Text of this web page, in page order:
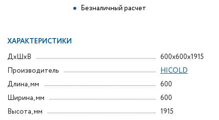
Безналичный расчет
ХАРАКТЕРИСТИКИ
ДxШxВ
600x600x1915
Производитель
HICOLD
Длина, мм
600
Ширина, мм
600
Высота, мм
1915